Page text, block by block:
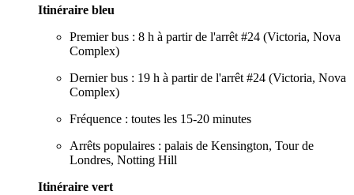
Itinéraire bleu
Premier bus : 8 h à partir de l'arrêt #24 (Victoria, Nova
Complex)
Dernier bus : 19 h à partir de l'arrêt #24 (Victoria, Nova
Complex)
Fréquence : toutes les 15-20 minutes
Arrêts populaires : palais de Kensington, Tour de
Londres, Notting Hill
Itinéraire vert